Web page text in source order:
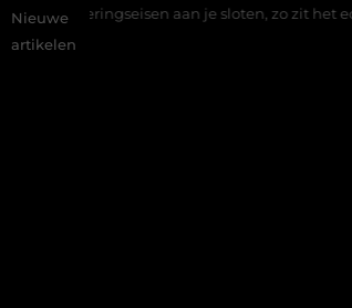
Nieuwe
artikelen
aan je sloten, zo zit het echt Een